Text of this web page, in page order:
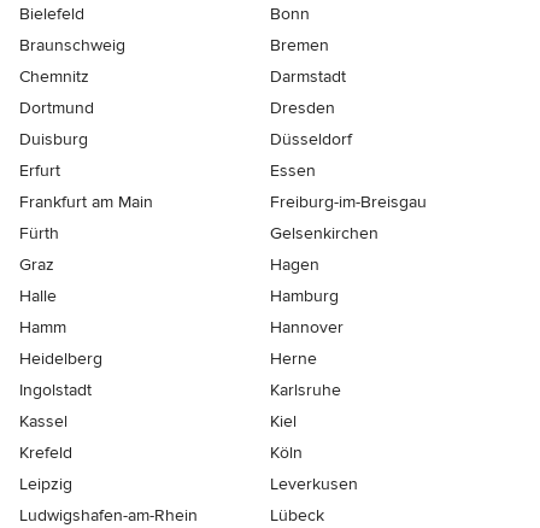
Bielefeld
Bonn
Braunschweig
Bremen
Chemnitz
Darmstadt
Dortmund
Dresden
Duisburg
Düsseldorf
Erfurt
Essen
Frankfurt am Main
Freiburg-im-Breisgau
Fürth
Gelsenkirchen
Graz
Hagen
Halle
Hamburg
Hamm
Hannover
Heidelberg
Herne
Ingolstadt
Karlsruhe
Kassel
Kiel
Krefeld
Köln
Leipzig
Leverkusen
Ludwigshafen-am-Rhein
Lübeck